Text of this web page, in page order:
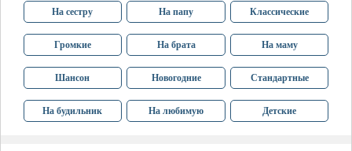
На сестру На папу Классические
Громкие На брата На маму
Шансон Новогодние Стандартные
На будильник На любимую Детские